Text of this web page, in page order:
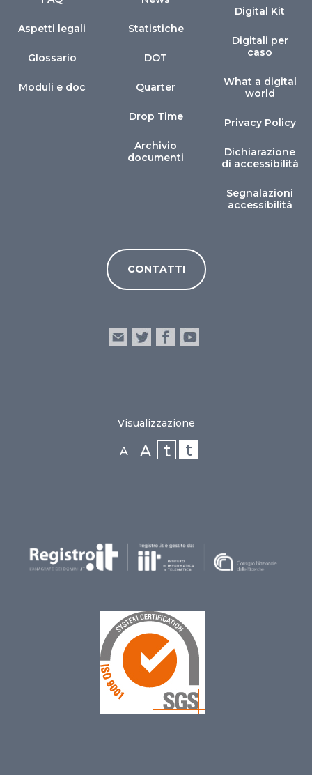
Aspetti legali
Glossario
Moduli e doc
Statistiche
DOT
Quarter
Drop Time
Archivio
documenti
Digital Kit
Digitali per
caso
What a digital
world
Privacy Policy
Dichiarazione
di accessibilità
Segnalazioni
accessibilità
CONTATTI
Visualizzazione
A A t t